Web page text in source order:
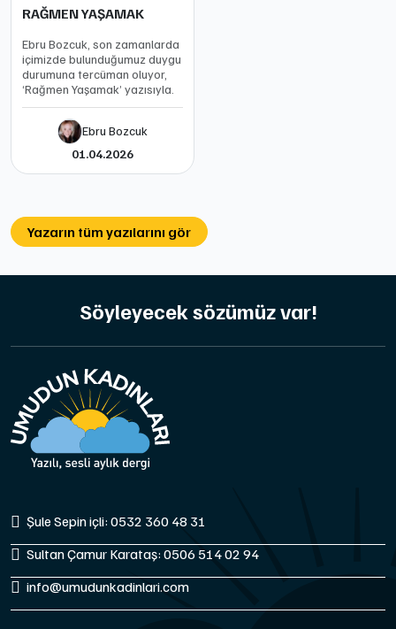
RAĞMEN YAŞAMAK
Ebru Bozcuk, son zamanlarda
içimizde bulunduğumuz duygu
durumuna tercüman oluyor,
‘Rağmen Yaşamak’ yazısıyla.
Ebru Bozcuk
01.04.2026
Yazarın tüm yazılarını gör
Söyleyecek sözümüz var!
Şule Sepin içli: 0532 360 48 31
Sultan Çamur Karataş: 0506 514 02 94
info@umudunkadinlari.com